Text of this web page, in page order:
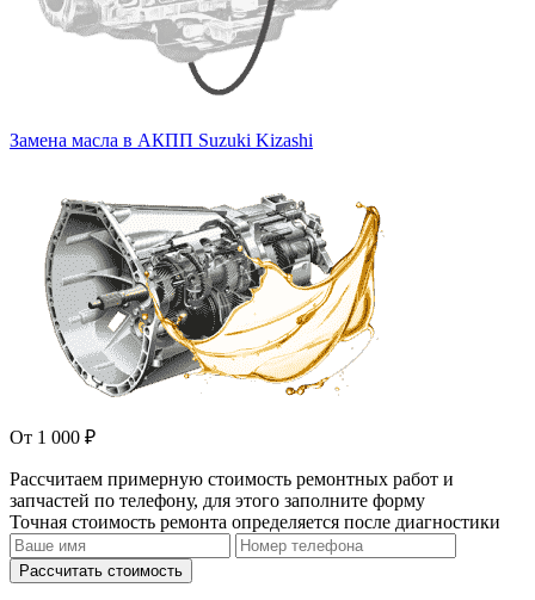
Замена масла в АКПП Suzuki Kizashi
От 1 000 ₽
Рассчитаем примерную стоимость ремонтных работ и
запчастей по телефону, для этого заполните форму
Точная стоимость ремонта определяется после диагностики
Рассчитать стоимость